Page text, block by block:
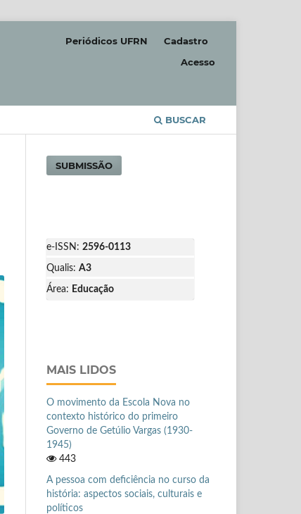
BUSCAR
Periódicos UFRN
Cadastro
Acesso
SUBMISSÃO
e-ISSN: 2596-0113
Qualis: A3
Área: Educação
MAIS LIDOS
O movimento da Escola Nova no
contexto histórico do primeiro
Governo de Getúlio Vargas (1930-
1945)
443
A pessoa com deficiência no curso da
história: aspectos sociais, culturais e
políticos